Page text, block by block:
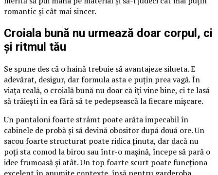
romantic și cât mai sincer.
Croiala bună nu urmează doar corpul, ci
și ritmul tău
Se spune des că o haină trebuie să avantajeze silueta. E
adevărat, desigur, dar formula asta e puțin prea vagă. În
viața reală, o croială bună nu doar că îți vine bine, ci te lasă
să trăiești în ea fără să te pedepsească la fiecare mișcare.
Un pantaloni foarte strâmt poate arăta impecabil în
cabinele de probă și să devină obositor după două ore. Un
sacou foarte structurat poate ridica ținuta, dar dacă nu
poți sta comod la birou sau într-o mașină, începe să pară o
idee frumoasă și atât. Un top foarte scurt poate funcționa
excelent în anumite contexte, însă pentru garderoba